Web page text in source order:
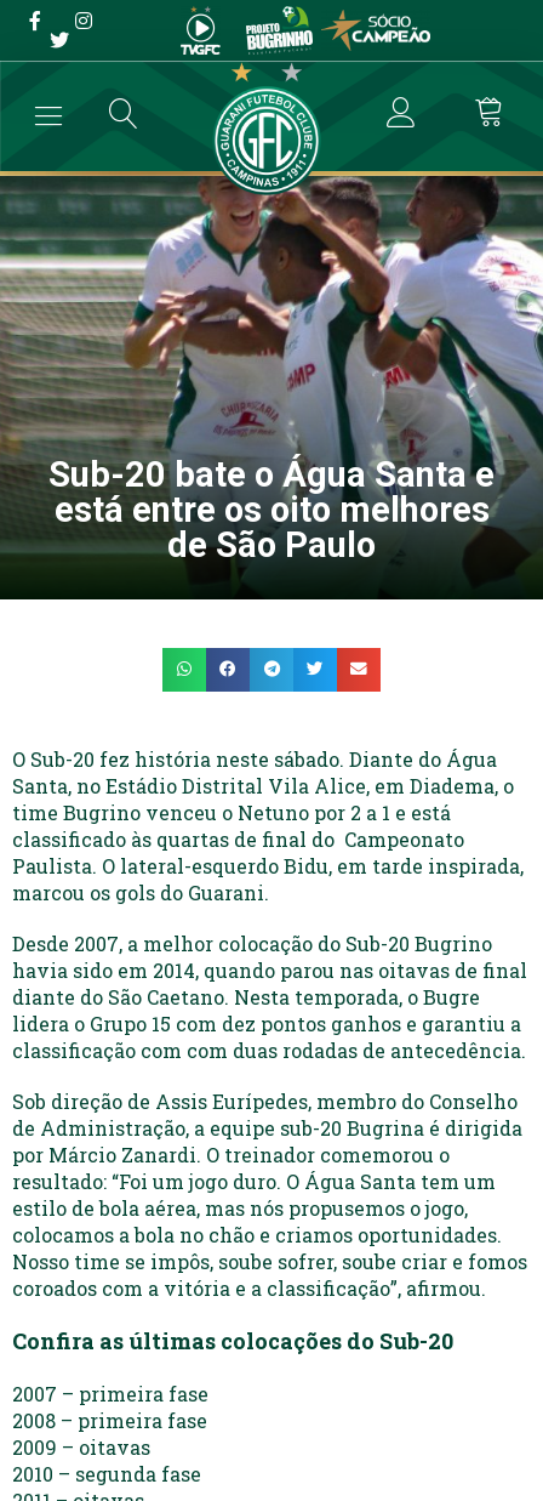
Sub-20 bate o Água Santa e
está entre os oito melhores
de São Paulo
→ Categoria de Base → Sub-20 bate o Água Santa e está entre os
Sub-20 bate o Água Santa e
está entre os oito melhores
de São Paulo
O Sub-20 fez história neste sábado. Diante do Água
Santa, no Estádio Distrital Vila Alice, em Diadema, o
time Bugrino venceu o Netuno por 2 a 1 e está
classificado às quartas de final do Campeonato
Paulista. O lateral-esquerdo Bidu, em tarde inspirada,
marcou os gols do Guarani.
Desde 2007, a melhor colocação do Sub-20 Bugrino
havia sido em 2014, quando parou nas oitavas de final
diante do São Caetano. Nesta temporada, o Bugre
lidera o Grupo 15 com dez pontos ganhos e garantiu a
classificação com com duas rodadas de antecedência.
Sob direção de Assis Eurípedes, membro do Conselho
de Administração, a equipe sub-20 Bugrina é dirigida
por Márcio Zanardi. O treinador comemorou o
resultado: “Foi um jogo duro. O Água Santa tem um
estilo de bola aérea, mas nós propusemos o jogo,
colocamos a bola no chão e criamos oportunidades.
Nosso time se impôs, soube sofrer, soube criar e fomos
coroados com a vitória e a classificação”, afirmou.
Confira as últimas colocações do Sub-20
2007 – primeira fase
2008 – primeira fase
2009 – oitavas
2010 – segunda fase